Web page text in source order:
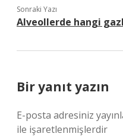
Sonraki Yazı
Alveollerde hangi
Bir yanıt yazın
E-posta adresiniz
ile işaretlenmişlerdir